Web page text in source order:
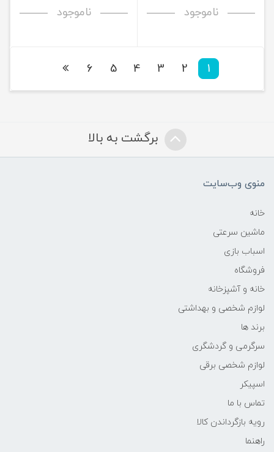
ناموجود ناموجود
1
2
3
4
5
6
برگشت به بالا
منوی وب‌سایت
خانه
ماشین سرعتی
اسباب بازی
فروشگاه
خانه و آشپزخانه
لوازم شخصی و بهداشتی
برند ها
سرگرمی و گردشگری
لوازم شخصی برقی
اسپیکر
تماس با ما
رویه بازگرداندن کالا
راهنما